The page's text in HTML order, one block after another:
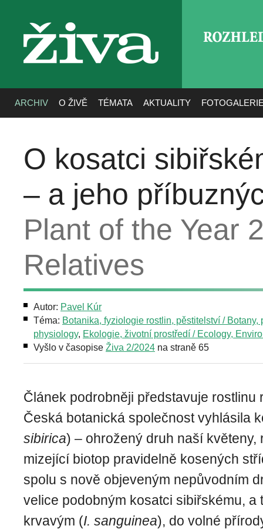
živa
ARCHIV O ŽIVĚ TÉMATA AKTUALITY
O kosatci
– a jeho
Plant of the Year
Relatives
Autor: Pavel Kúr
Téma: Botanika, fyziologie rostlin, pěstitelství / Botany,
physiology, Ekologie, životní prostředí / Ecology,
Vyšlo v časopise Živa 2/2024 na straně 65
Článek podrobněji představuje rostlinu
Česká botanická společnost vyhlásila
sibirica) – ohrožený druh naší květeny,
mizející biotop pravidelně kosených
spolu s nově objeveným nepůvodním
velice podobným kosatci sibiřskému, a
krvavým (I. sanguinea), do volné